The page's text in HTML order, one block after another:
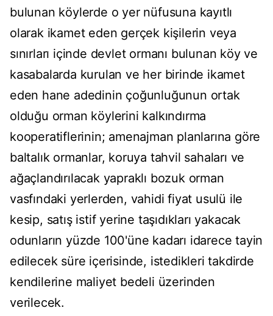
bulunan köylerde o yer nüfusuna kayıtlı
olarak ikamet eden gerçek kişilerin veya
sınırları içinde devlet ormanı bulunan köy ve
kasabalarda kurulan ve her birinde ikamet
eden hane adedinin çoğunluğunun ortak
olduğu orman köylerini kalkındırma
kooperatiflerinin; amenajman planlarına göre
baltalık ormanlar, koruya tahvil sahaları ve
ağaçlandırılacak yapraklı bozuk orman
vasfındaki yerlerden, vahidi fiyat usulü ile
kesip, satış istif yerine taşıdıkları yakacak
odunların yüzde 100'üne kadarı idarece tayin
edilecek süre içerisinde, istedikleri takdirde
kendilerine maliyet bedeli üzerinden
verilecek.